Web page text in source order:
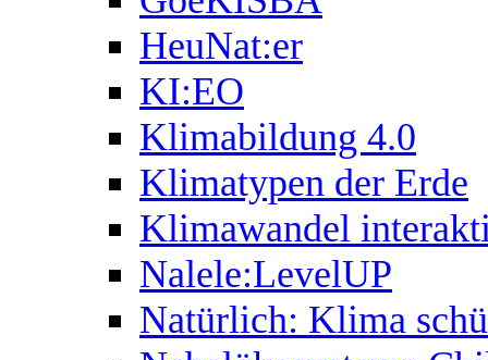
HeuNat:er
KI:EO
Klimabildung 4.0
Klimatypen der Erde
Klimawandel
Nalele:LevelUP
Natürlich: Klima